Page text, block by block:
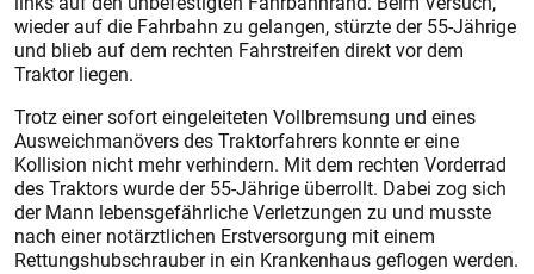
wieder auf die Fahrbahn zu gelangen, stürzte der 55-Jährige
und blieb auf dem rechten Fahrstreifen direkt vor dem
Traktor liegen.
Trotz einer sofort eingeleiteten Vollbremsung und eines
Ausweichmanövers des Traktorfahrers konnte er eine
Kollision nicht mehr verhindern. Mit dem rechten Vorderrad
des Traktors wurde der 55-Jährige überrollt. Dabei zog sich
der Mann lebensgefährliche Verletzungen zu und musste
nach einer notärztlichen Erstversorgung mit einem
Rettungshubschrauber in ein Krankenhaus geflogen werden.